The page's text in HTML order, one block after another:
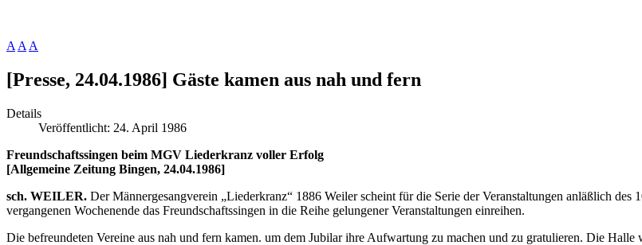
AAA
[Presse, 24.04.1986] Gäste kamen aus nah und fern
Details
Veröffentlicht: 24. April 1986
Freundschaftssingen beim MGV Liederkranz voller Erfolg
[Allgemeine Zeitung Bingen, 24.04.1986]
sch. WEILER. Der Männergesangverein „Liederkranz“ 1886 Weiler scheint für die Serie der Veranstaltungen anläßlich
vergangenen Wochenende das Freundschaftssingen in die Reihe gelungener Veranstaltungen einreihen.
Die befreundeten Vereine aus nah und fern kamen. um dem Jubilar ihre Aufwartung zu machen und zu gratulieren. Die